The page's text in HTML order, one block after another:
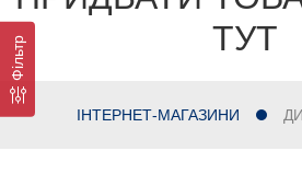
Фільтр
ТУТ
ІНТЕРНЕТ-МАГАЗИНИ